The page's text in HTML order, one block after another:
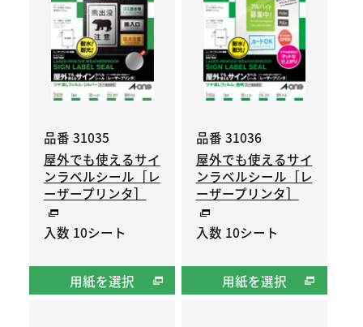
品番 31035
屋外でも使えるサイ
ンラベルシール［レ
ーザープリンタ］
入数 10シート
用紙を選択
品番 31036
屋外でも使えるサイ
ンラベルシール［レ
ーザープリンタ］
入数 10シート
用紙を選択